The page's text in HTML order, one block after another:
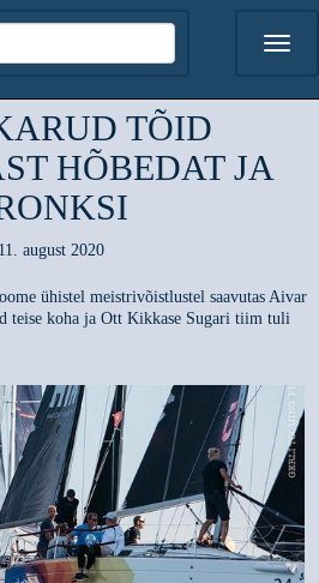
TÕID
HÕBEDAT JA
11. august 2020
ühistel meistrivõistlustel saavutas Aivar
teise koha ja Ott Kikkase Sugari tiim tuli